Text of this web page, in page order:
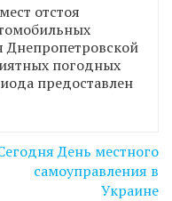
отстоя
Днепропетровской
погодных
предоставлен
День местного
самоуправления в
Украине